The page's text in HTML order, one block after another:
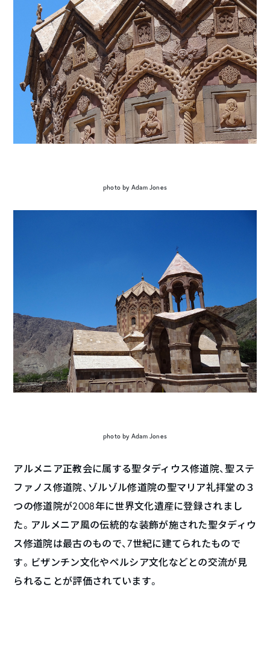
photo by Adam Jones
photo by Adam Jones
アルメニア正教会に属する聖タディウス修道院、聖ステ
ファノス修道院、ゾルゾル修道院の聖マリア礼拝堂の３
つの修道院が2008年に世界文化遺産に登録されまし
た。アルメニア風の伝統的な装飾が施された聖タディウ
ス修道院は最古のもので、7世紀に建てられたもので
す。ビザンチン文化やペルシア文化などとの交流が見
られることが評価されています。